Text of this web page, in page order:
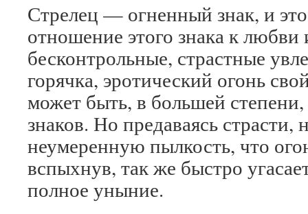
Стрелец — огненный знак, и
отношение этого знака к любви
бесконтрольные, страстные
горячка, эротический огонь
может быть, в большей
знаков. Но предаваясь
неумеренную пылкость, что
вспыхнув, так же быстро
полное уныние.